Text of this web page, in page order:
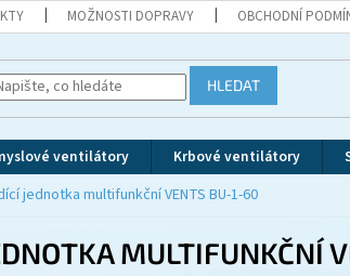
MOŽNOSTI DOPRAVY OBCHODNÍ
HLEDAT
ventilátory Krbové ventilátory
jednotka multifunkční VENTS BU-1-60
MULTIFUNKČNÍ